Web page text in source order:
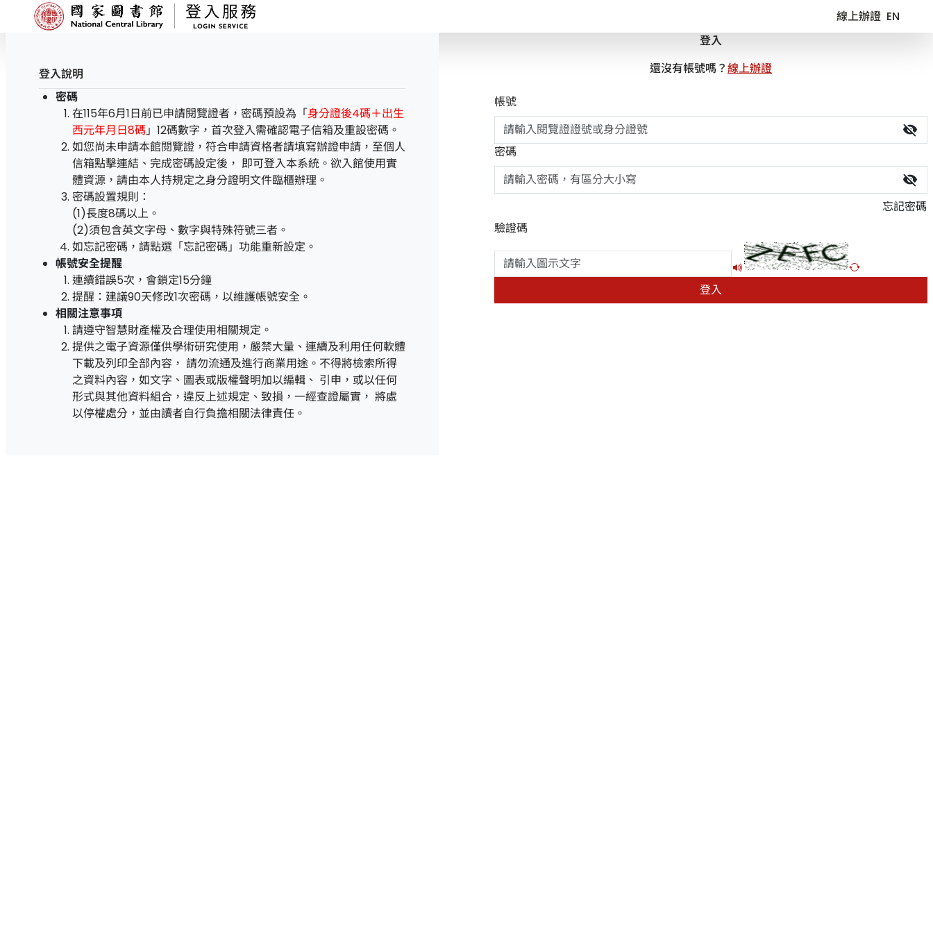
國家圖書館 線上辦證 EN
登入說明
密碼
在115年6月1日前已申請閱覽證者，密碼預設為「身分證後4碼＋出生
西元年月日8碼」12碼數字，首次登入需確認電子信箱及重設密碼。
如您尚未申請本館閱覽證，符合申請資格者請填寫辦證申請，至個人
信箱點擊連結、完成密碼設定後， 即可登入本系統。欲入館使用實
體資源，請由本人持規定之身分證明文件臨櫃辦理。
密碼設置規則：
(1)長度8碼以上。
(2)須包含英文字母、數字與特殊符號三者。
如忘記密碼，請點選「忘記密碼」功能重新設定。
帳號安全提醒
連續錯誤5次，會鎖定15分鐘
提醒：建議90天修改1次密碼，以維護帳號安全。
相關注意事項
請遵守智慧財產權及合理使用相關規定。
提供之電子資源僅供學術研究使用，嚴禁大量、連續及利用任何軟體
下載及列印全部內容， 請勿流通及進行商業用途。不得將檢索所得
之資料內容，如文字、圖表或版權聲明加以編輯、 引申，或以任何
形式與其他資料組合，違反上述規定、致損，一經查證屬實， 將處
以停權處分，並由讀者自行負擔相關法律責任。
登入
還沒有帳號嗎？線上辦證
帳號
visibility_off
密碼
visibility_off
忘記密碼
驗證碼
登入